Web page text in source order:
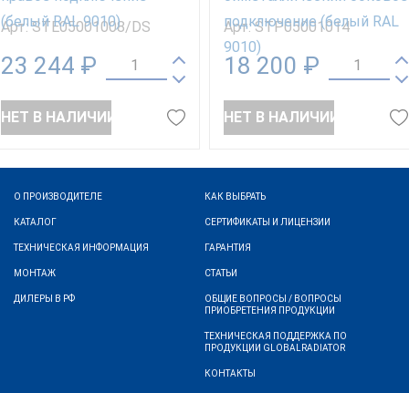
Арт:STE05001008/DS
23 244 ₽
НЕТ В НАЛИЧИИ
Арт:STP05001014
18 200 ₽
НЕТ В НАЛИЧИИ
О ПРОИЗВОДИТЕЛЕ
КАТАЛОГ
ТЕХНИЧЕСКАЯ ИНФОРМАЦИЯ
МОНТАЖ
ДИЛЕРЫ В РФ
КАК ВЫБРАТЬ
СЕРТИФИКАТЫ И ЛИЦЕНЗИИ
ГАРАНТИЯ
СТАТЬИ
ОБЩИЕ ВОПРОСЫ / ВОПРОСЫ
ПРИОБРЕТЕНИЯ ПРОДУКЦИИ
ТЕХНИЧЕСКАЯ ПОДДЕРЖКА ПО
ПРОДУКЦИИ GLOBALRADIATOR
КОНТАКТЫ